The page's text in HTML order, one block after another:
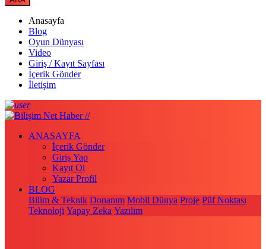
Anasayfa
Blog
Oyun Dünyası
Video
Giriş / Kayıt Sayfası
İçerik Gönder
İletişim
ANASAYFA
İçerik Gönder
Giriş Yap
Kayıt Ol
Yazar Profil
BLOG
Bilim & Teknik Donanım Mobil Dünya Proje Püf Noktası
Teknoloji Yapay Zeka Yazılım